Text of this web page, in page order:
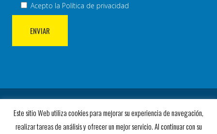
Acepto la Política de privacidad
© COPYRIGHT 2023 AD VILLA ROSA. TODOS LOS
DERECHOS RESERVADOS.
Este sitio Web utiliza cookies para mejorar su experiencia de navegación,
realizar tareas de análisis y ofrecer un mejor servicio. Al continuar con su